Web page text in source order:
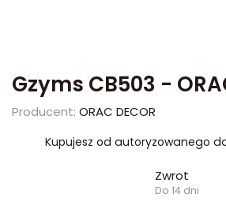
Gzyms CB503 -
Producent: ORAC DECOR
Kupujesz od autoryzowanego
Zwrot
Do 14 dni